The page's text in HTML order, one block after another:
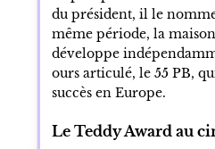
du président, il le nomme
même période, la
développe
ours articulé, le 55 PB,
succès en Europe.
Le Teddy Award au